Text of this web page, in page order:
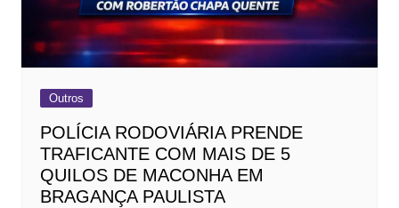
Outros
POLÍCIA RODOVIÁRIA PRENDE
TRAFICANTE COM MAIS DE 5
QUILOS DE MACONHA EM
BRAGANÇA PAULISTA